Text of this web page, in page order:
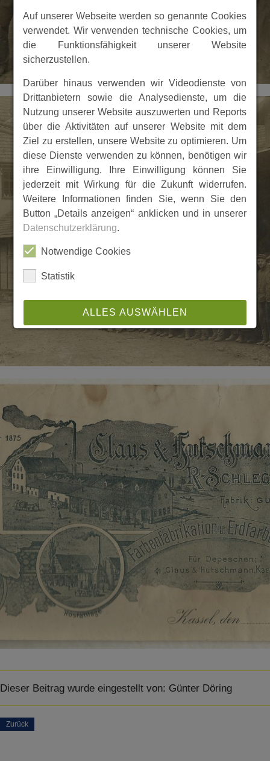
Dieser Beitrag wurde eingestellt von: Günter Döring
Zurück
Auf unserer Webseite werden so genannte Cookies
verwendet. Wir verwenden technische Cookies, um
die Funktionsfähigkeit unserer Website
sicherzustellen.
Darüber hinaus verwenden wir Videodienste von
Drittanbietern sowie die Analysedienste, um die
Nutzung unserer Website auszuwerten und Reports
über die Aktivitäten auf unserer Website mit dem
Ziel zu erstellen, unsere Website zu optimieren. Um
diese Dienste verwenden zu können, benötigen wir
ihre Einwilligung. Ihre Einwilligung können Sie
jederzeit mit Wirkung für die Zukunft widerrufen.
Weitere Informationen finden Sie, wenn Sie den
Button „Details anzeigen“ anklicken und in unserer
Datenschutzerklärung.
Notwendige Cookies
Statistik
ALLES AUSWÄHLEN
Impressum Datenschutz